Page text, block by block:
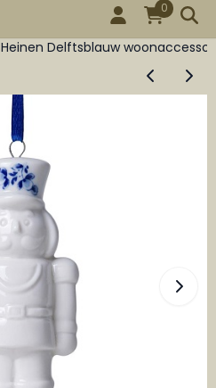
0
Heinen Delftsblauw